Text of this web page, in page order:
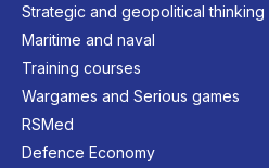
Strategic and geopolitical thinking
Maritime and naval
Training courses
Wargames and Serious games
RSMed
Defence Economy